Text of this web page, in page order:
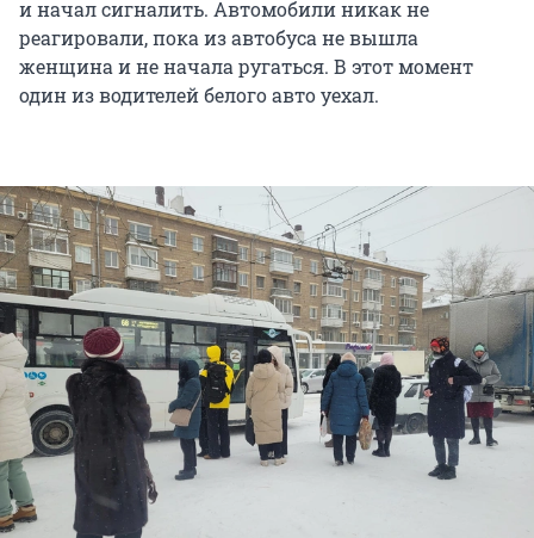
и начал сигналить. Автомобили никак не
реагировали, пока из автобуса не вышла
женщина и не начала ругаться. В этот момент
один из водителей белого авто уехал.